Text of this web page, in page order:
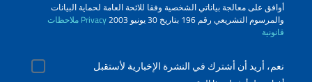
أوافق على معالجة بياناتي الشخصية وفقا للائحة العامة لحماية البيانات
والمرسوم التشريعي رقم 196 بتاريخ 30 يونيو 2003
Privacy ملاحظات
قانونية
نعم، أريد أن أشترك في النشرة الإخبارية لأستقبل